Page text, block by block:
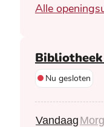
Alle
Nu gesloten
Vandaag